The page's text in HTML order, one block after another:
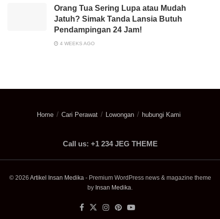
Orang Tua Sering Lupa atau Mudah
Jatuh? Simak Tanda Lansia Butuh
Pendampingan 24 Jam!
4 WEEKS AGO
Home Cari Perawat Lowongan hubungi Kami
Call us: +1 234 JEG THEME
© 2026 Artikel Insan Medika- Premium WordPress news & magazine theme
by Insan Medika.